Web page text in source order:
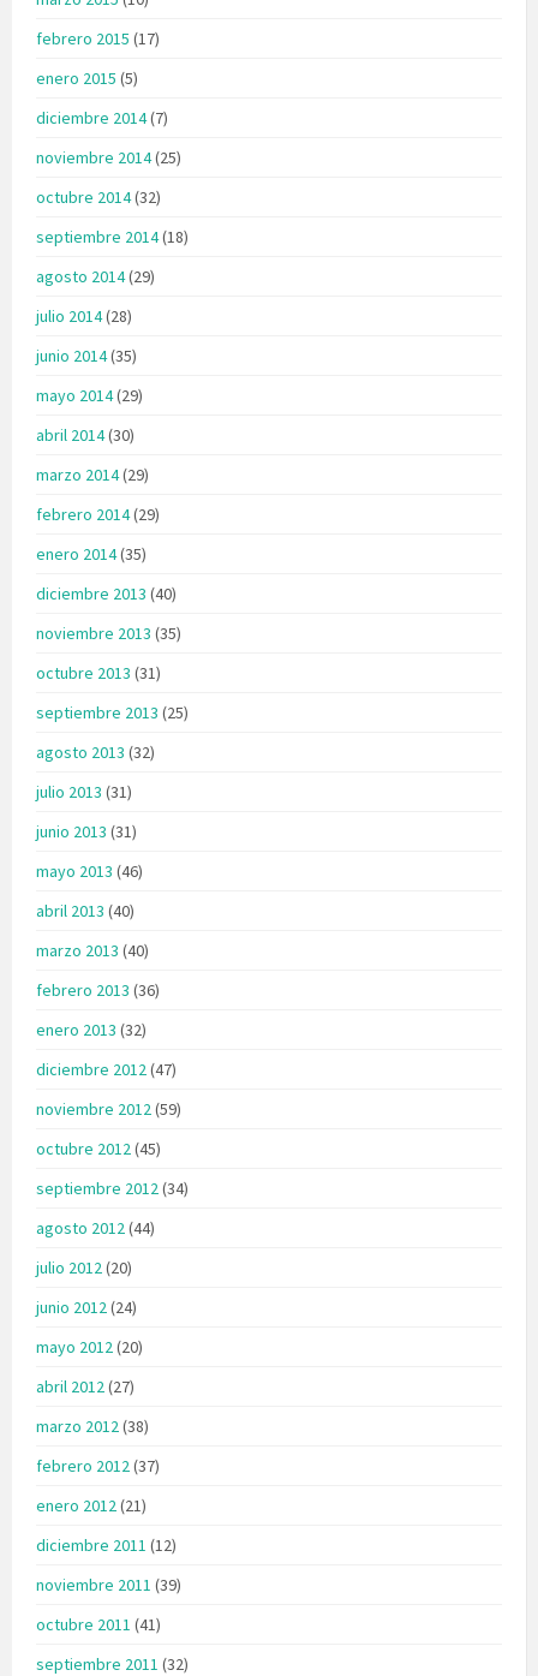
febrero 2015 (17)
enero 2015 (5)
diciembre 2014(7)
noviembre 2014(25)
octubre 2014(32)
septiembre 2014(18)
agosto 2014(29)
julio 2014(28)
junio 2014(35)
mayo 2014(29)
abril 2014(30)
marzo 2014(29)
febrero 2014(29)
enero 2014(35)
diciembre 2013 (40)
noviembre 2013 (35)
octubre 2013 (31)
septiembre 2013 (25)
agosto 2013 (32)
julio 2013 (31)
junio 2013 (31)
mayo 2013 (46)
abril 2013 (40)
marzo 2013 (40)
febrero 2013 (36)
enero 2013 (32)
diciembre 2012(47)
noviembre 2012(59)
octubre 2012(45)
septiembre 2012(34)
agosto 2012(44)
julio 2012(20)
junio 2012(24)
mayo 2012(20)
abril 2012(27)
marzo 2012(38)
febrero 2012(37)
enero 2012(21)
diciembre 2011 (12)
noviembre 2011 (39)
octubre 2011 (41)
septiembre 2011 (32)